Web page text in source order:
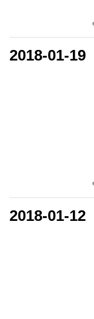
2018-01-19
2018-01-12